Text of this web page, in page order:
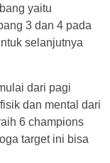
yaitu
3 dan 4 pada
selanjutnya
dari pagi
dan mental dari
6 champions
target ini bisa